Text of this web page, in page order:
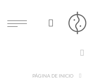
PÁGINA DE INICIO